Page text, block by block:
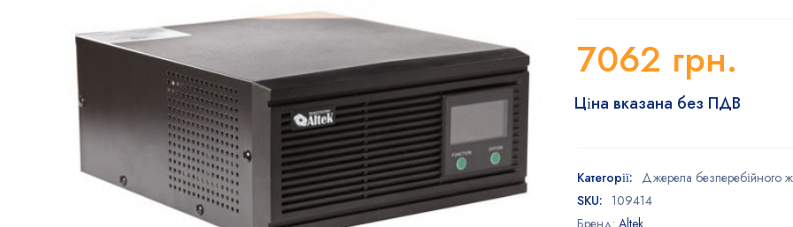
7062 грн.
Ціна вказана без ПДВ
Категорії: Джерела безперебійного
SKU: 109414
Бренд:Altek